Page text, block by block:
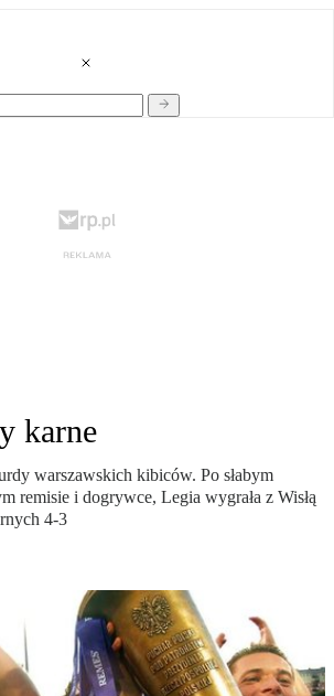
karne
warszawskich kibiców. Po słabym
remisie i dogrywce, Legia wygrała z Wisłą
4-3